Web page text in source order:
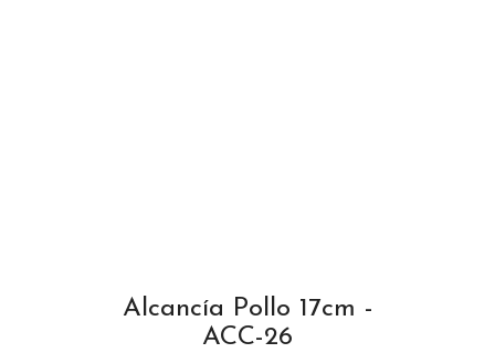
Alcancía Pollo 17cm -
ACC-26